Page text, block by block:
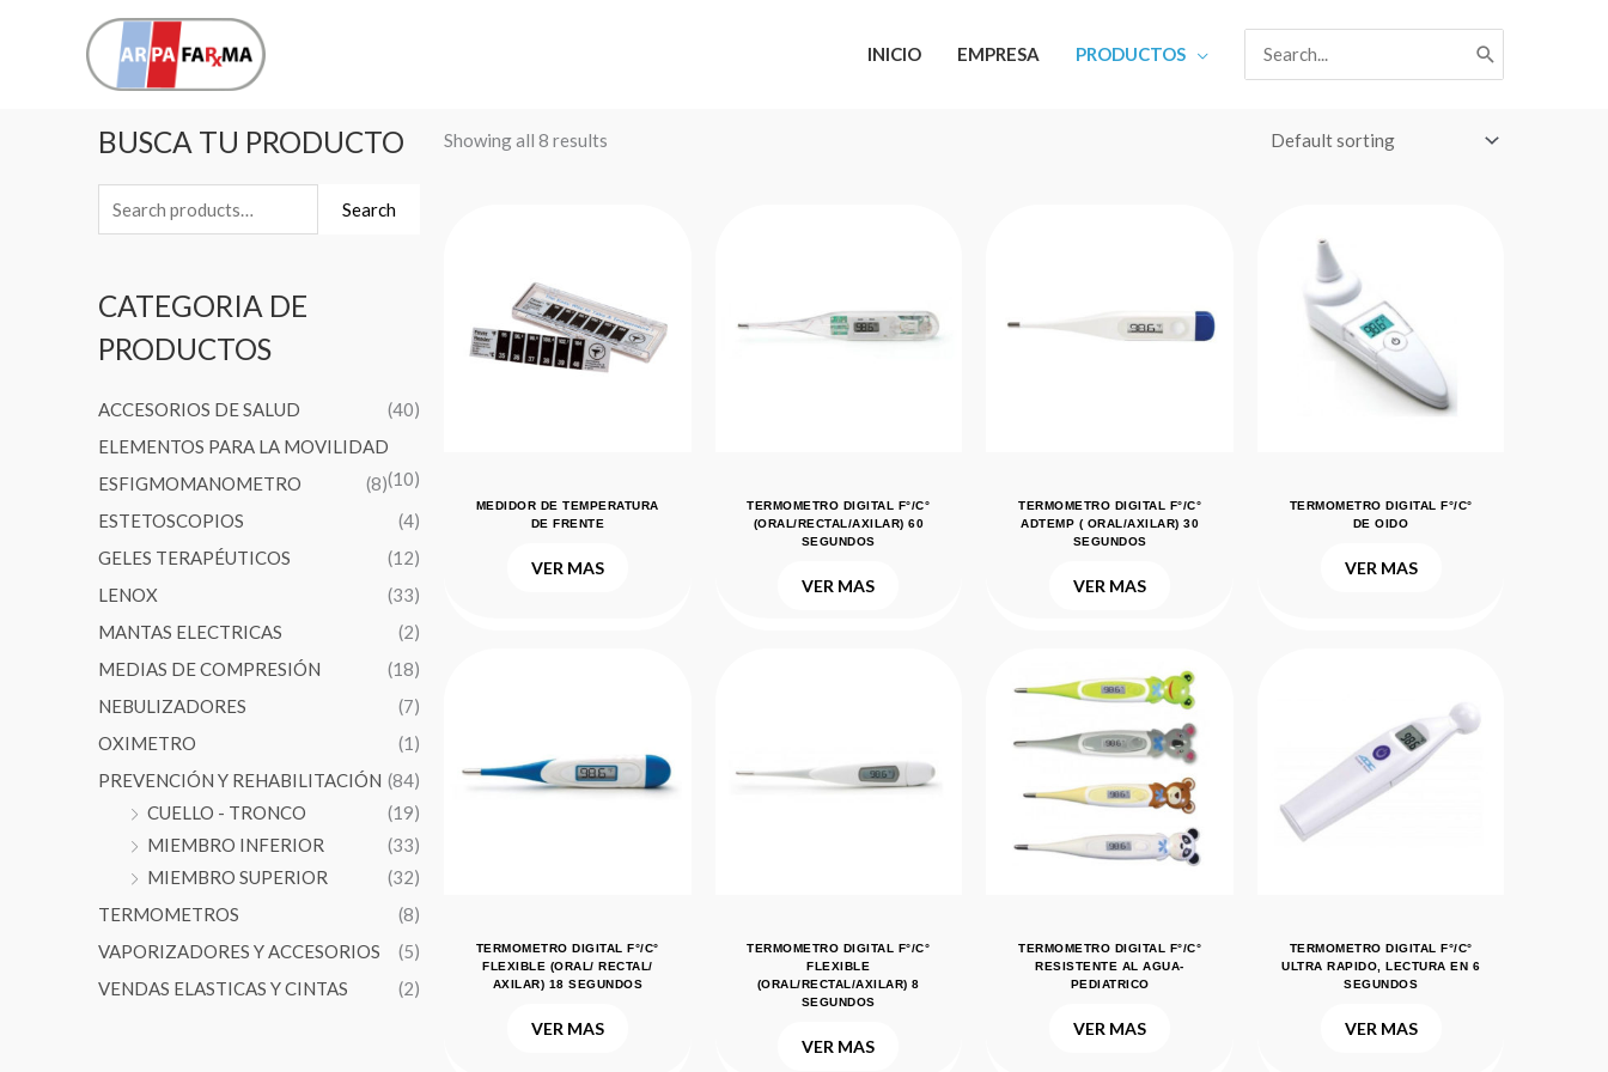
INICIO EMPRESA PRODUCTOS
for:
BUSCA TU PRODUCTO
Search
Search
CATEGORIA DE
PRODUCTOS
ACCESORIOS DE SALUD
(40)
ELEMENTOS PARA LA MOVILIDAD
(10)
ESFIGMOMANOMETRO
(8)
ESTETOSCOPIOS
(4)
GELES TERAPÉUTICOS
(12)
LENOX
(33)
MANTAS ELECTRICAS
(2)
MEDIAS DE COMPRESIÓN
(18)
NEBULIZADORES
(7)
OXIMETRO
(1)
PREVENCIÓN Y REHABILITACIÓN (84)
CUELLO - TRONCO
(19)
MIEMBRO INFERIOR
(33)
MIEMBRO SUPERIOR
(32)
TERMOMETROS
(8)
VAPORIZADORES Y ACCESORIOS
(5)
VENDAS ELASTICAS Y CINTAS
(2)
Showing all 8 results
MEDIDOR DE TEMPERATURA
DE FRENTE
VER MAS
TERMOMETRO DIGITAL F°/C°
(ORAL/RECTAL/AXILAR) 60
SEGUNDOS
VER MAS
TERMOMETRO DIGITAL F°/C°
ADTEMP ( ORAL/AXILAR) 30
SEGUNDOS
VER MAS
TERMOMETRO DIGITAL F°/C°
DE OIDO
VER MAS
TERMOMETRO DIGITAL F°/C°
FLEXIBLE (ORAL/ RECTAL/
AXILAR) 18 SEGUNDOS
VER MAS
TERMOMETRO DIGITAL F°/C°
FLEXIBLE
(ORAL/RECTAL/AXILAR) 8
SEGUNDOS
VER MAS
TERMOMETRO DIGITAL F°/C°
RESISTENTE AL AGUA-
PEDIATRICO
VER MAS
TERMOMETRO DIGITAL F°/C°
ULTRA RAPIDO, LECTURA EN 6
SEGUNDOS
VER MAS